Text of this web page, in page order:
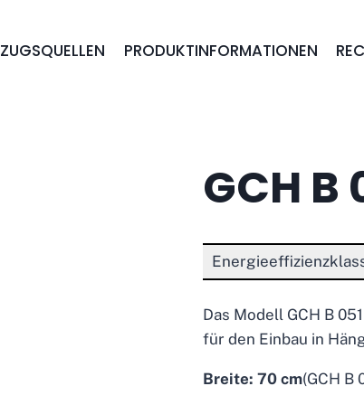
PRODUKTINFORMATIONEN
GCH B
Das Modell GCH B
für den Einbau in
Breite: 70 cm(GCH B